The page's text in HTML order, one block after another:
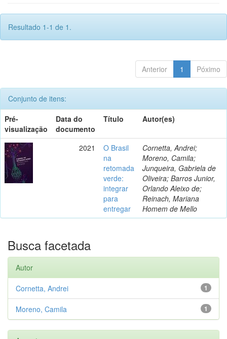
Resultado 1-1 de 1.
Anterior 1 Póximo
Conjunto de itens:
Pré-
visualização
Data do
documento
Título Autor(es)
2021
O Brasil
na
retomada
verde:
integrar
para
entregar
Cornetta, Andrei;
Moreno, Camila;
Junqueira, Gabriela de
Oliveira; Barros Junior,
Orlando Aleixo de;
Reinach, Mariana
Homem de Mello
Busca facetada
Autor
1
Cornetta, Andrei
1
Moreno, Camila